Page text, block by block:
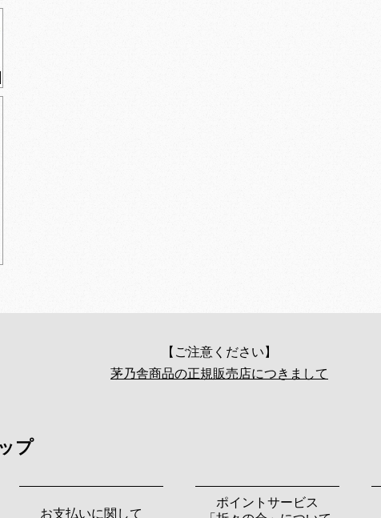
【ご注意ください】
茅乃舎商品の正規販売店につきまして
プ
お支払いに関して
ポイントサービス